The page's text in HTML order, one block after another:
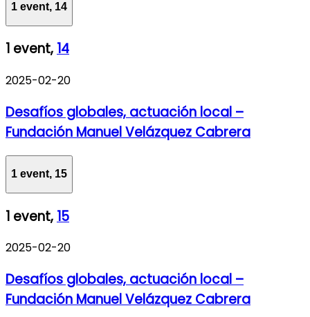
1 event, 14
1 event,14
2025-02-20
Desafíos globales, actuación local –
Fundación Manuel Velázquez Cabrera
1 event, 15
1 event, 15
2025-02-20
Desafíos globales, actuación local –
Fundación Manuel Velázquez Cabrera